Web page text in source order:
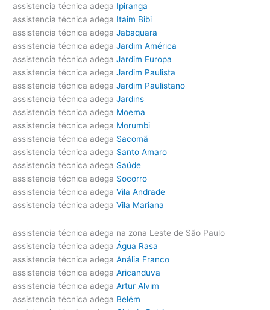
assistencia técnica adega Ipiranga
assistencia técnica adega Itaim Bibi
assistencia técnica adega Jabaquara
assistencia técnica adega Jardim América
assistencia técnica adega Jardim Europa
assistencia técnica adega Jardim Paulista
assistencia técnica adega Jardim Paulistano
assistencia técnica adega Jardins
assistencia técnica adega Moema
assistencia técnica adega Morumbi
assistencia técnica adega Sacomã
assistencia técnica adega Santo Amaro
assistencia técnica adega Saúde
assistencia técnica adega Socorro
assistencia técnica adega Vila Andrade
assistencia técnica adega Vila Mariana
assistencia técnica adega na zona Leste de São Paulo
assistencia técnica adega Água Rasa
assistencia técnica adega Anália Franco
assistencia técnica adega Aricanduva
assistencia técnica adega Artur Alvim
assistencia técnica adega Belém